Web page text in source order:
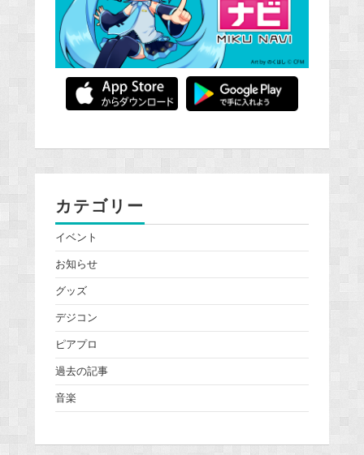
カテゴリー
イベント
お知らせ
グッズ
デジコン
ピアプロ
過去の記事
音楽